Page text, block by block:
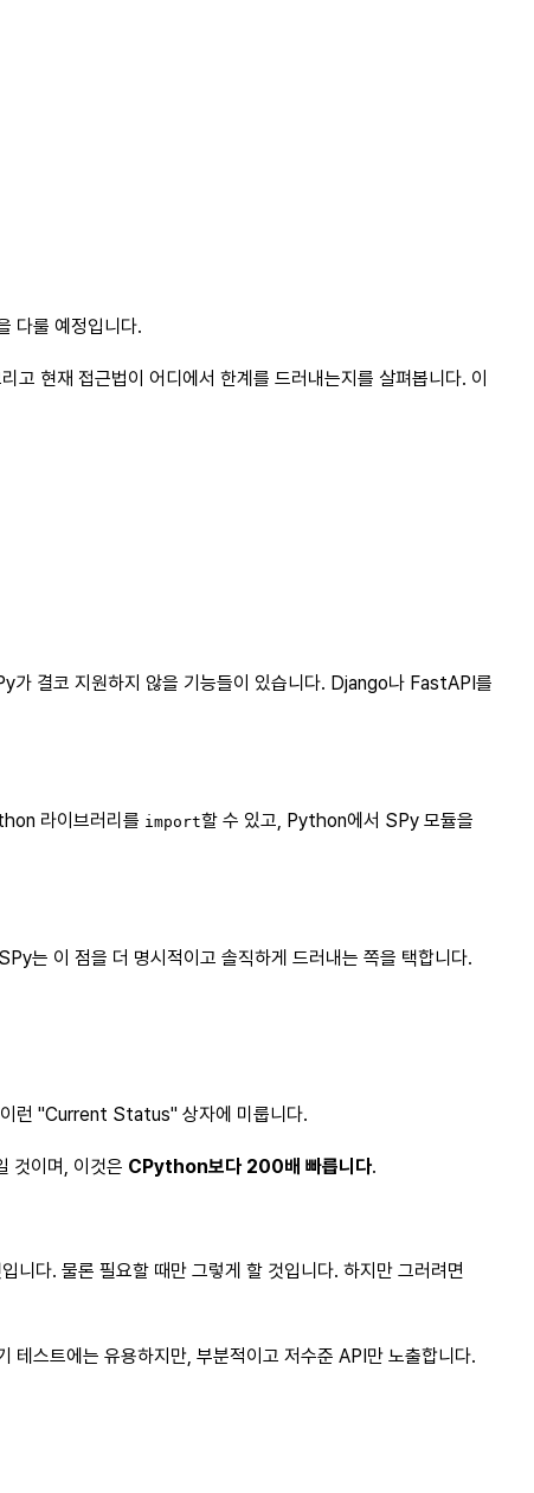
다룰 예정입니다.
현재 접근법이 어디에서 한계를 드러내는지를 살펴봅니다. 이
결코 지원하지 않을 기능들이 있습니다. Django나 FastAPI를
라이브러리를 import할 수 있고, Python에서 SPy 모듈을
는 이 점을 더 명시적이고 솔직하게 드러내는 쪽을 택합니다.
이런 "Current Status" 상자에 미룹니다.
것이며, 이것은 CPython보다 200배 빠릅니다.
니다. 물론 필요할 때만 그렇게 할 것입니다. 하지만 그러려면
스트에는 유용하지만, 부분적이고 저수준 API만 노출합니다.